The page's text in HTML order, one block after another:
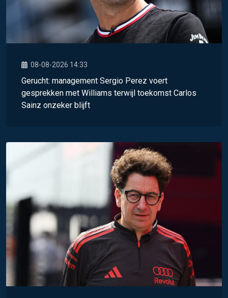
08-08-2026 14:33
Gerucht: management Sergio Perez voert
gesprekken met Williams terwijl toekomst Carlos
Sainz onzeker blijft